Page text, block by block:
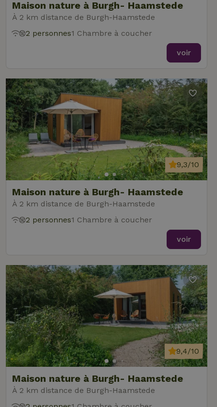
Maison nature à Burgh- Haamstede
À 2 km distance de Burgh-Haamstede
2 personnes1 Chambre à coucher
voir
Maison nature à Burgh- Haamstede
À 2 km distance de Burgh-Haamstede
9,3/10
2 personnes1 Chambre à coucher
voir
Maison nature à Burgh- Haamstede
À 2 km distance de Burgh-Haamstede
9,4/10